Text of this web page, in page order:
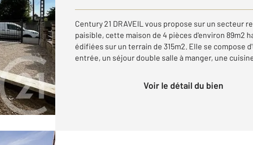
Century 21 DRAVEIL vous propose sur un secteur
paisible, cette maison de 4 pièces d'environ 89m2
édifiées sur un terrain de 315m2. Elle se compose
entrée, un séjour double salle à manger, une
Voir le détail du bien